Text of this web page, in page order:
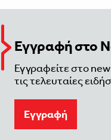
Εγγραφή στο
Εγγραφείτε στο
τις τελευταίες
Eγγραφή